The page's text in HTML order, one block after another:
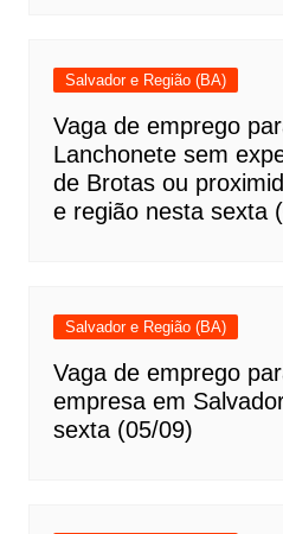
Salvador e Região (BA)
Vaga de emprego
Lanchonete sem
de Brotas ou
e região nesta sexta
Salvador e Região (BA)
Vaga de emprego
empresa em
sexta (05/09)